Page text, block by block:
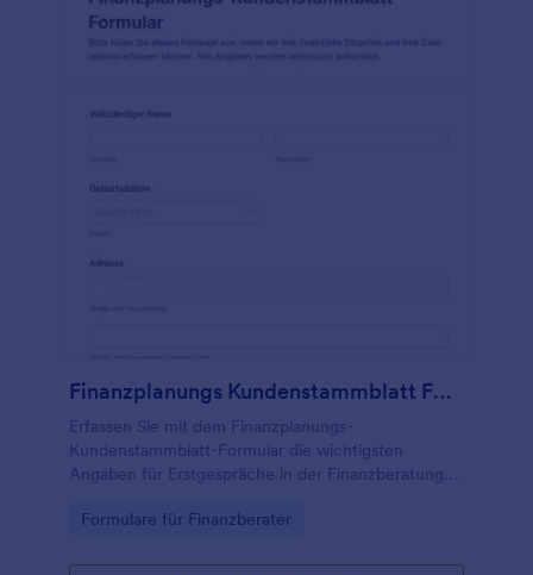
Finanzplanungs Kundenstammblatt Formular
Erfassen Sie mit dem Finanzplanungs-
Kundenstammblatt-Formular die wichtigsten
Angaben für Erstgespräche in der Finanzberatung
Formularantwort zentral mit Jotform.
Go to Category:
Formulare für Finanzberater